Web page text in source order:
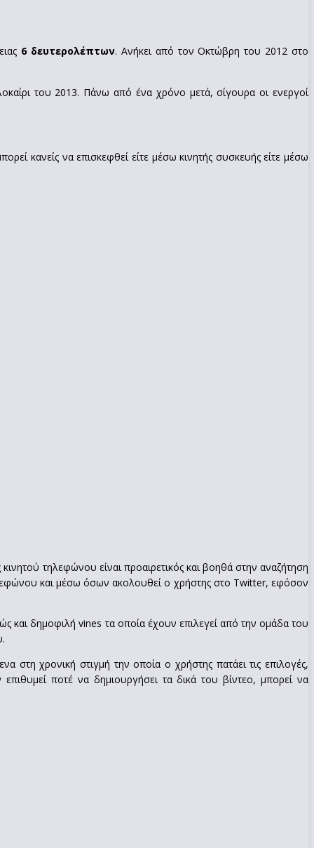
6 δευτερολέπτων. Ανήκει από τον Οκτώβρη του 2012 στο
του 2013. Πάνω από ένα χρόνο μετά, σίγουρα οι ενεργοί
κανείς να επισκεφθεί είτε μέσω κινητής συσκευής είτε μέσω
τηλεφώνου είναι προαιρετικός και βοηθά στην αναζήτηση
και μέσω όσων ακολουθεί ο χρήστης στο Twitter, εφόσον
και δημοφιλή vines τα οποία έχουν επιλεγεί από την ομάδα του
στη χρονική στιγμή την οποία ο χρήστης πατάει τις επιλογές,
ποτέ να δημιουργήσει τα δικά του βίντεο, μπορεί να